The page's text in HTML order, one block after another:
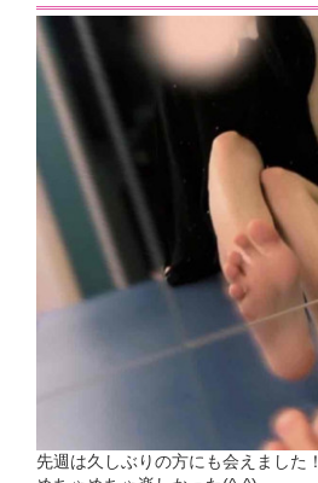
先週は久しぶりの方にも会えました！